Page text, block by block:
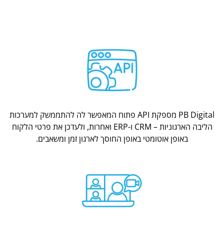
PB Digital מספקת API פתוח המאפשר לה להתממשק למערכות
הליבה הארגוניות – CRM ו-ERP ואחרות, ולעדכן את פרטי הלקוח
באופן אוטומטי באופן החוסך לארגון זמן ומשאבים.